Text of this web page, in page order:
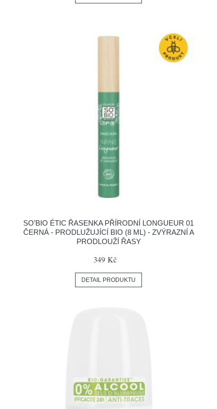
SO’BIO ÉTIC ŘASENKA PŘÍRODNÍ LONGUEUR 01
ČERNÁ - PRODLUŽUJÍCÍ BIO (8 ML) - ZVÝRAZNÍ A
PRODLOUŽÍ ŘASY
349 Kč
DETAIL PRODUKTU